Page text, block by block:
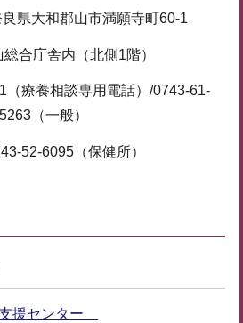
県大和郡山市満願寺町60-1
合庁舎内（北側1階）
（療養相談専用電話）/0743-61-
5263（一般）
52-6095（保健所）
援センター